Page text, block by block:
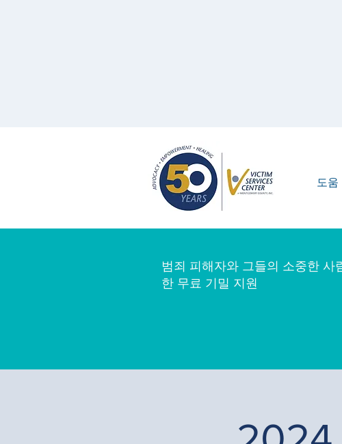
도움
범죄 피해자와 그들의 소중한 사
한 무료 기밀 지원